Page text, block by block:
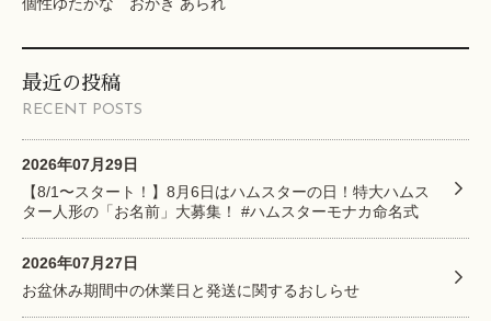
最近の投稿
RECENT POSTS
2026年07月29日
【8/1〜スタート！】8月6日はハムスターの日！特大ハムス
ター人形の「お名前」大募集！ #ハムスターモナカ命名式
2026年07月27日
お盆休み期間中の休業日と発送に関するおしらせ